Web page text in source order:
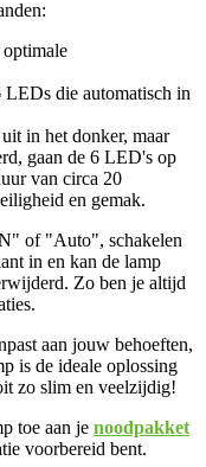
die automatisch in
in het donker, maar
gaan de 6 LED's op
van circa 20
en gemak.
of "Auto", schakelen
in en kan de lamp
Zo ben je altijd
aan jouw behoeften,
is de ideale oplossing
zo slim en veelzijdig!
toe aan je noodpakket
voorbereid bent.